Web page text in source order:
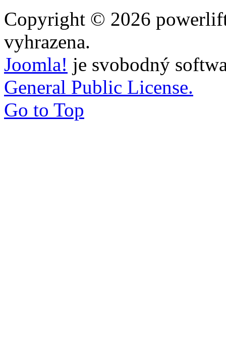
Copyright © 2026
vyhrazena.
Joomla! je svobodný
General Public License.
Go to Top